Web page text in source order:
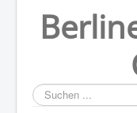
Suchen
...